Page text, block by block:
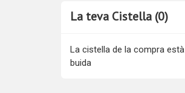
La teva Cistella (0)
La cistella de la compra està
buida